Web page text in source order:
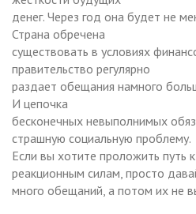
денег. Через год она будет не
Страна обречена
существовать в условиях
правительство регулярно
раздает обещания намного
И цепочка
бесконечных невыполнимых
страшную социальную проблему.
Если вы хотите проложить путь
реакционным силам, просто
много обещаний, а потом их не